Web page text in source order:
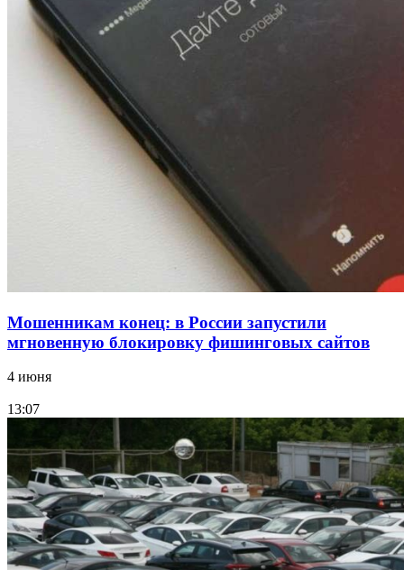
12:39
Сладкий праздник в Волгограде: в Центральном
парке прошёл фестиваль „Арбузный переполох“
Волгоградские компании нарастили экспорт:
заключены контракты на 3,6 млн долларов
Мошенникам конец: в России запустили
мгновенную блокировку фишинговых сайтов
4 июня
13:07